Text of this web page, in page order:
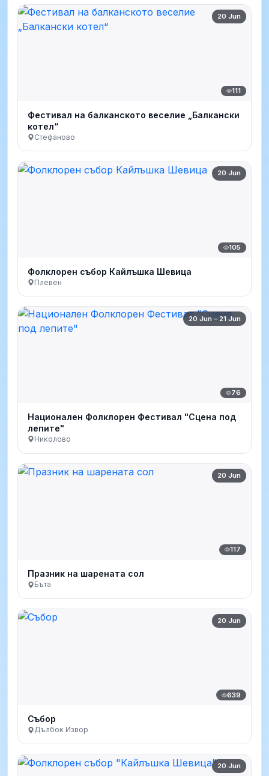
20 Jun
111
Фестивал на балканското веселие „Балкански
котел“
Стефаново
20 Jun
105
Фолклорен събор Кайлъшка Шевица
Плевен
20 Jun – 21 Jun
76
Национален Фолклорен Фестивал "Сцена под
лепите"
Николово
20 Jun
117
Празник на шарената сол
Бъта
20 Jun
639
Събор
Дълбок Извор
20 Jun